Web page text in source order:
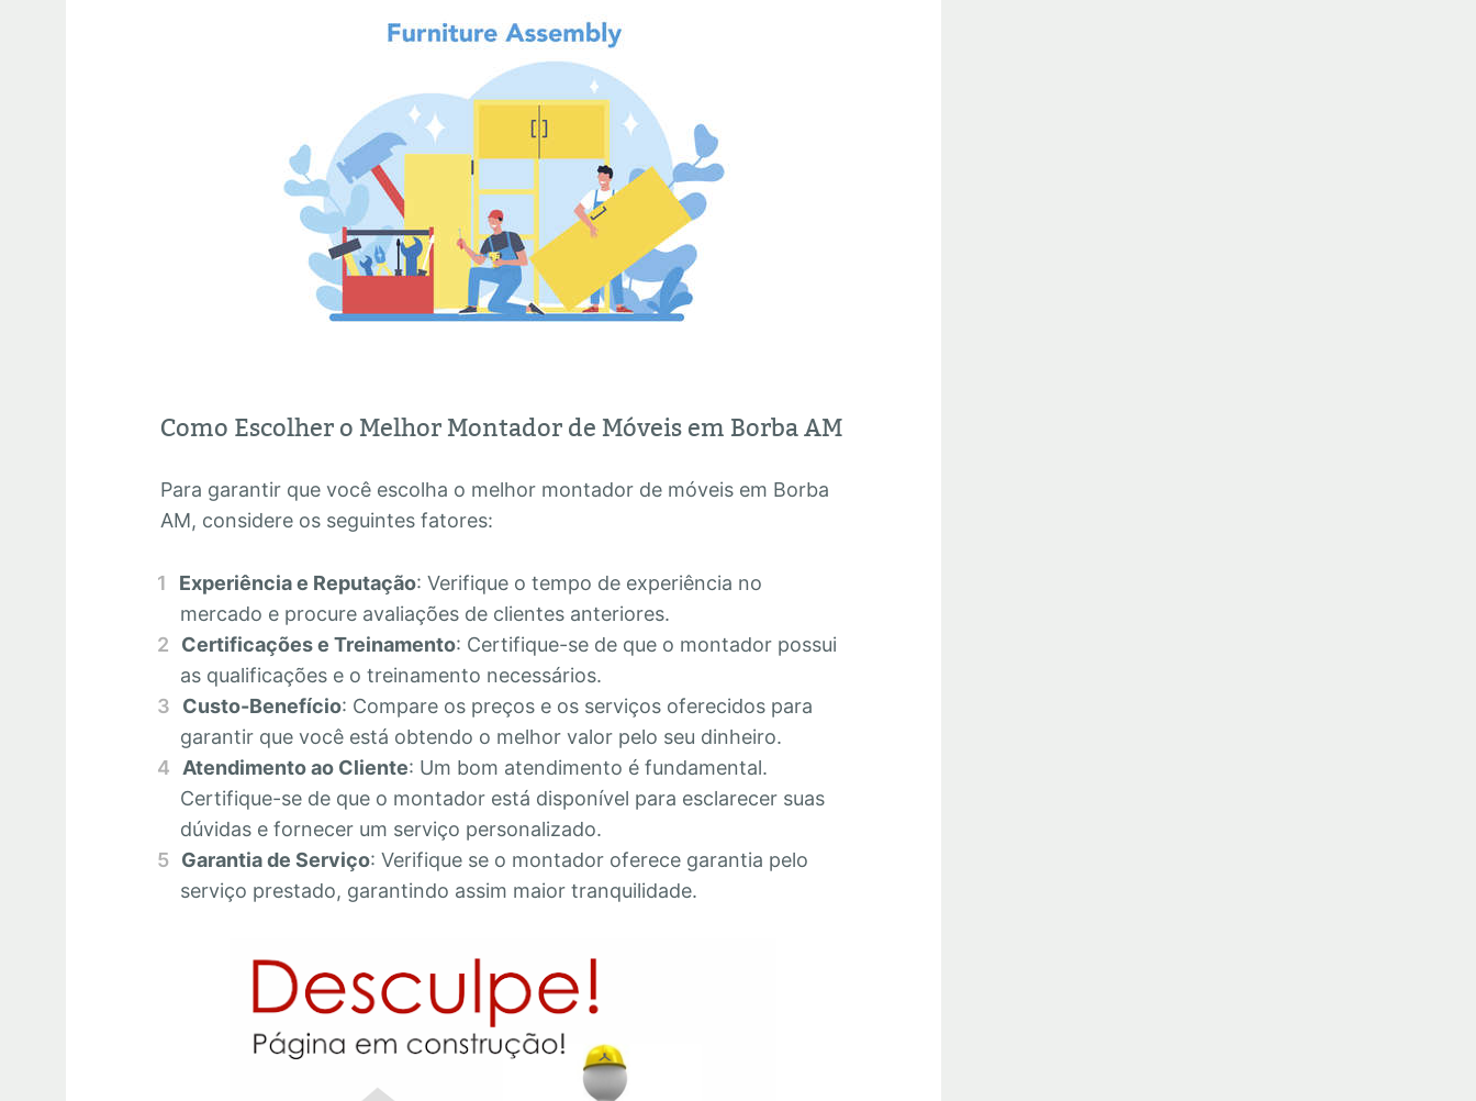
Como Escolher o Melhor Montador de Móveis em Borba AM
Para garantir que você escolha o melhor montador de móveis em Borba
AM, considere os seguintes fatores:
Experiência e Reputação: Verifique o tempo de experiência no
mercado e procure avaliações de clientes anteriores.
Certificações e Treinamento: Certifique-se de que o montador possui
as qualificações e o treinamento necessários.
Custo-Benefício: Compare os preços e os serviços oferecidos para
garantir que você está obtendo o melhor valor pelo seu dinheiro.
Atendimento ao Cliente: Um bom atendimento é fundamental.
Certifique-se de que o montador está disponível para esclarecer suas
dúvidas e fornecer um serviço personalizado.
Garantia de Serviço: Verifique se o montador oferece garantia pelo
serviço prestado, garantindo assim maior tranquilidade.